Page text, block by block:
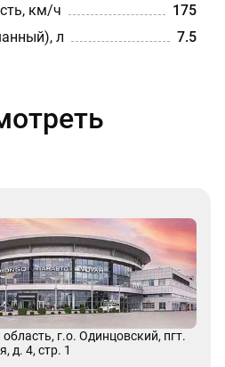
км/ч
175
л
7.5
г.о. Одинцовский, пгт.
д. 4, стр. 1